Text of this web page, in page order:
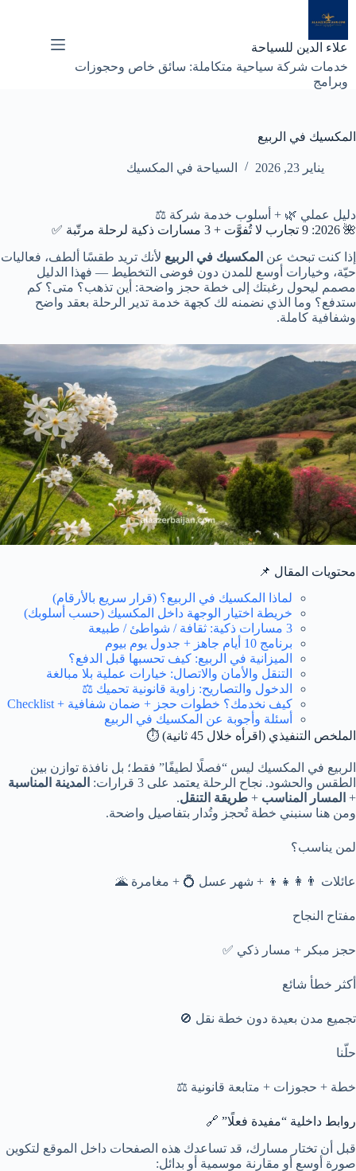
إلى
المحتوى
علاء الدين للسياحة
خدمات شركة سياحية متكاملة: سائق خاص وحجوزات
وبرامج
المكسيك في الربيع
يناير 23, 2026 السياحة في المكسيك
دليل عملي 🌿 + أسلوب خدمة شركة ⚖️
🌺 2026: 9 تجارب لا تُفوَّت + 3 مسارات ذكية لرحلة مرتّبة ✅
إذا كنت تبحث عن المكسيك في الربيع لأنك تريد طقسًا ألطف، فعاليات
حيّة، وخيارات أوسع للمدن دون فوضى التخطيط — فهذا الدليل
مصمم ليحول رغبتك إلى خطة حجز واضحة: أين تذهب؟ متى؟ كم
ستدفع؟ وما الذي نضمنه لك كجهة خدمة تدير الرحلة بعقد واضح
وشفافية كاملة.
محتويات المقال 📌
لماذا المكسيك في الربيع؟ (قرار سريع بالأرقام)
خريطة اختيار الوجهة داخل المكسيك (حسب أسلوبك)
3 مسارات ذكية: ثقافة / شواطئ / طبيعة
برنامج 10 أيام جاهز + جدول يوم بيوم
الميزانية في الربيع: كيف تحسبها قبل الدفع؟
التنقل والأمان والاتصال: خيارات عملية بلا مبالغة
الدخول والتصاريح: زاوية قانونية تحميك ⚖️
كيف نخدمك؟ خطوات حجز + ضمان شفافية + Checklist
أسئلة وأجوبة عن المكسيك في الربيع
الملخص التنفيذي (اقرأه خلال 45 ثانية) ⏱️
الربيع في المكسيك ليس “فصلًا لطيفًا” فقط؛ بل نافذة توازن بين
الطقس والحشود. نجاح الرحلة يعتمد على 3 قرارات:
المدينة المناسبة
+ المسار المناسب + طريقة التنقل.
ومن هنا سنبني خطة تُحجز وتُدار بتفاصيل واضحة.
لمن يناسب؟
عائلات 👨‍👩‍👧‍👦 + شهر عسل 💍 + مغامرة 🌋
مفتاح النجاح
حجز مبكر + مسار ذكي ✅
أكثر خطأ شائع
تجميع مدن بعيدة دون خطة نقل 🚫
حلّنا
خطة + حجوزات + متابعة قانونية ⚖️
روابط داخلية “مفيدة فعلًا” 🔗
قبل أن تختار مسارك، قد تساعدك هذه الصفحات داخل الموقع لتكوين
صورة أوسع أو مقارنة موسمية أو بدائل: